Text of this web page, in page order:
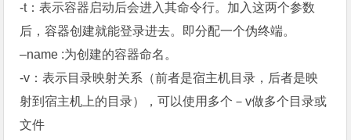
-t：表示容器启动后会进入其命令行。加入这两个参数
后，容器创建就能登录进去。即分配一个伪终端。
–name :为创建的容器命名。
-v：表示目录映射关系（前者是宿主机目录，后者是映
射到宿主机上的目录），可以使用多个－v做多个目录或
文件